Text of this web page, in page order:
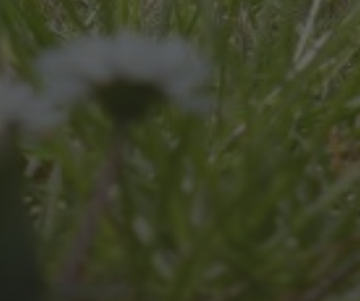
UNSER SCHUL-/SPORTFEST
2026